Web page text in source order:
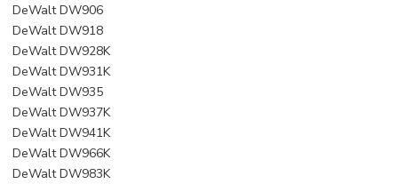
DeWalt DW906
DeWalt DW918
DeWalt DW928K
DeWalt DW931K
DeWalt DW935
DeWalt DW937K
DeWalt DW941K
DeWalt DW966K
DeWalt DW983K